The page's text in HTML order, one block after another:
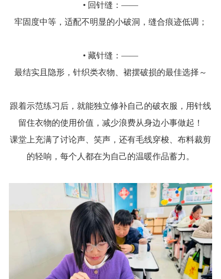
• 回针缝：——
牢固度中等，适配不明显的小破洞，缝合痕迹低调；
• 藏针缝：——
最结实且隐形，针织类衣物、裙摆破损的最佳选择～
跟着示范练习后，就能独立修补自己的破衣服，用针线
留住衣物的使用价值，减少浪费从身边小事做起！
课堂上充满了讨论声、笑声，还有毛线穿梭、布料裁剪
的轻响，每个人都在为自己的温暖作品蓄力。